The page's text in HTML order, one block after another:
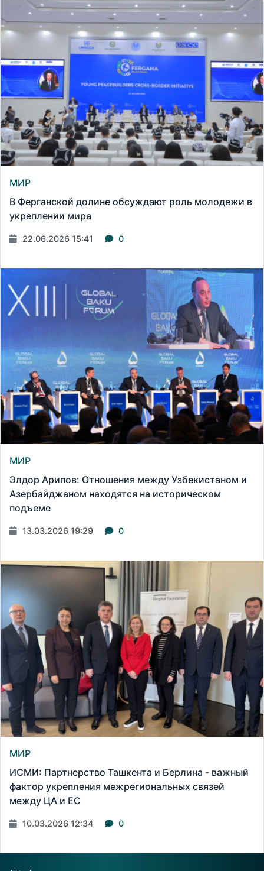
МИР
В Ферганской долине обсуждают роль молодежи в
укреплении мира
22.06.2026 15:41 0
МИР
Элдор Арипов: Отношения между Узбекистаном и
Азербайджаном находятся на историческом
подъеме
13.03.2026 19:29 0
МИР
ИСМИ: Партнерство Ташкента и Берлина - важный
фактор укрепления межрегиональных связей
между ЦА и ЕС
10.03.2026 12:34 0